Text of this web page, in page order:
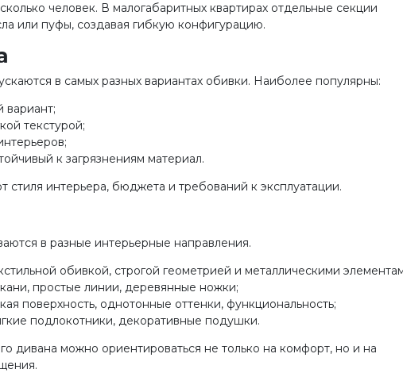
человек. В малогабаритных квартирах отдельные секции
или пуфы, создавая гибкую конфигурацию.
в самых разных вариантах обивки. Наиболее популярны:
текстурой;
к загрязнениям материал.
стиля интерьера, бюджета и требований к эксплуатации.
в разные интерьерные направления.
обивкой, строгой геометрией и металлическими
простые линии, деревянные ножки;
поверхность, однотонные оттенки, функциональность;
подлокотники, декоративные подушки.
дивана можно ориентироваться не только на комфорт, но и на